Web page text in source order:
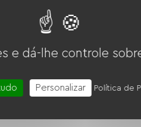
na região:
e dá-lhe controle
Personalizar Política de